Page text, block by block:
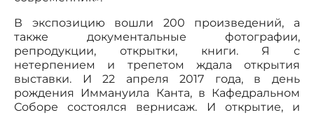
В экспозицию вошли 200 произведений, а
также документальные фотографии,
репродукции, открытки, книги. Я с
нетерпением и трепетом ждала открытия
выставки. И 22 апреля 2017 года, в день
рождения Иммануила Канта, в Кафедральном
Соборе состоялся вернисаж. И открытие, и